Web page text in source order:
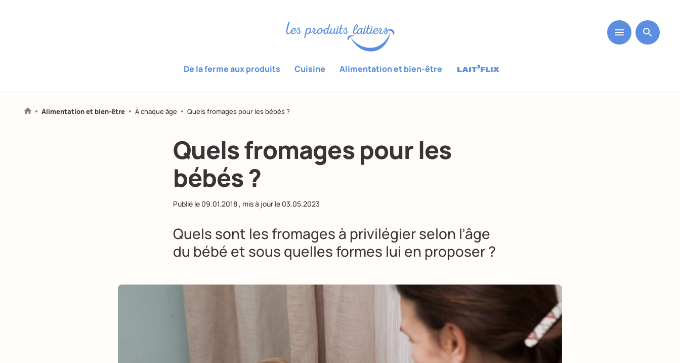
De la ferme aux produits Cuisine Alimentation et bien-être
Alimentation et bien-être À chaque âge Quels fromages pour les bébés ?
Quels fromages pour les
bébés ?
Publié le 09.01.2018, mis à jour le 03.05.2023
Quels sont les fromages à privilégier selon l’âge
du bébé et sous quelles formes lui en proposer ?